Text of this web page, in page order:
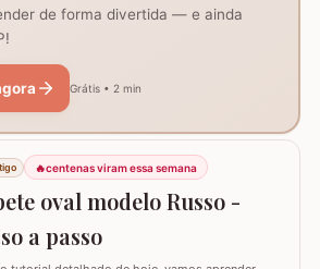
de forma divertida — e ainda
Grátis • 2 min
🔥centenas viram essa semana
oval modelo Russo -
a passo